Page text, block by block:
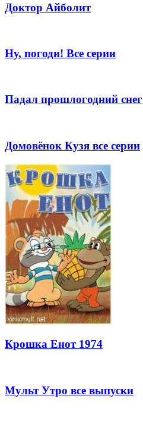
Доктор Айболит
Ну, погоди! Все серии
Падал прошлогодний снег
Домовёнок Кузя все серии
Крошка Енот 1974
Мульт Утро все выпуски